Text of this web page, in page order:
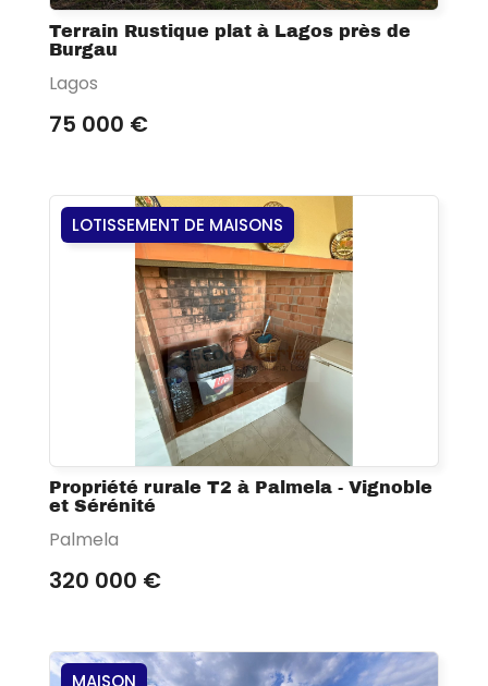
Terrain Rustique plat à Lagos près de
Burgau
Lagos
75 000 €
LOTISSEMENT DE MAISONS
Propriété rurale T2 à Palmela - Vignoble
et Sérénité
Palmela
320 000 €
MAISON